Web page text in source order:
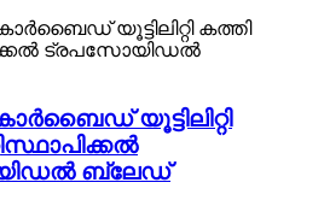
യൂട്ടിലിറ്റി
ബ്ലേഡ്